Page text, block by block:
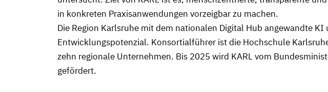
in konkreten Praxisanwendungen vorzeigbar zu machen.
Die Region Karlsruhe mit dem nationalen Digital Hub angewandte
Entwicklungspotenzial. Konsortialführer ist die Hochschule
zehn regionale Unternehmen. Bis 2025 wird KARL vom
gefördert.